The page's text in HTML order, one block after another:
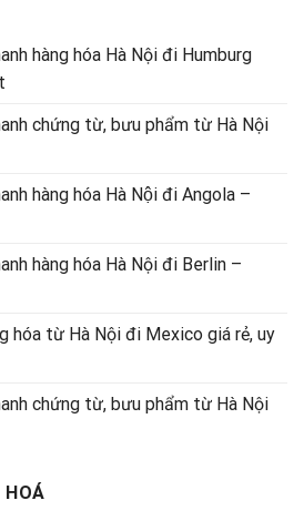
hàng hóa Hà Nội đi Humburg
chứng từ, bưu phẩm từ Hà Nội
hàng hóa Hà Nội đi Angola –
hàng hóa Hà Nội đi Berlin –
hóa từ Hà Nội đi Mexico giá rẻ, uy
chứng từ, bưu phẩm từ Hà Nội
HOÁ